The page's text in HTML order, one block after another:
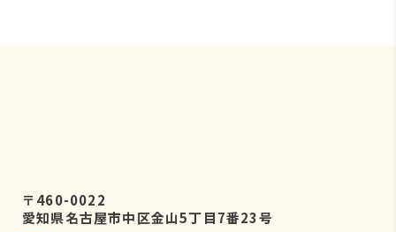
〒460-0022
愛知県名古屋市中区金山5丁目7番23号